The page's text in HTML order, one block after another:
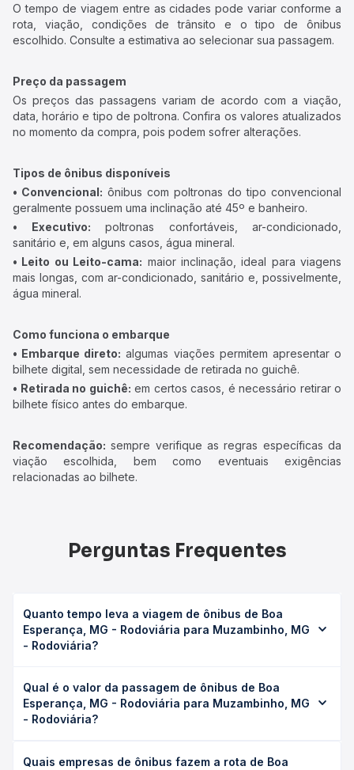
O tempo de viagem entre as cidades pode variar conforme a
rota, viação, condições de trânsito e o tipo de ônibus
escolhido. Consulte a estimativa ao selecionar sua passagem.
Preço da passagem
Os preços das passagens variam de acordo com a viação,
data, horário e tipo de poltrona. Confira os valores atualizados
no momento da compra, pois podem sofrer alterações.
Tipos de ônibus disponíveis
• Convencional: ônibus com poltronas do tipo convencional
geralmente possuem uma inclinação até 45º e banheiro.
• Executivo: poltronas confortáveis, ar-condicionado,
sanitário e, em alguns casos, água mineral.
• Leito ou Leito-cama: maior inclinação, ideal para viagens
mais longas, com ar-condicionado, sanitário e, possivelmente,
água mineral.
Como funciona o embarque
• Embarque direto: algumas viações permitem apresentar o
bilhete digital, sem necessidade de retirada no guichê.
• Retirada no guichê: em certos casos, é necessário retirar o
bilhete físico antes do embarque.
Recomendação: sempre verifique as regras específicas da
viação escolhida, bem como eventuais exigências
relacionadas ao bilhete.
Perguntas Frequentes
Quanto tempo leva a viagem de ônibus de Boa
Esperança, MG - Rodoviária para Muzambinho, MG
- Rodoviária?
para Muzambinho, MG - Rodoviária leva em média 2h
35min, podendo variar conforme a viação, o tipo de
serviço (convencional, executivo ou leito) e as condições
Qual é o valor da passagem de ônibus de Boa
Esperança, MG - Rodoviária para Muzambinho, MG
- Rodoviária?
Rodoviária para Muzambinho, MG - Rodoviária custa em
Quais empresas de ônibus fazem a rota de Boa